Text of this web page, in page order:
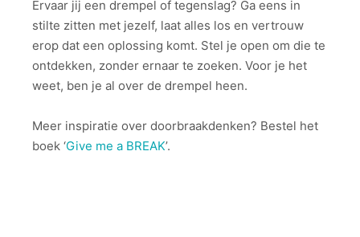
Ervaar jij een drempel of tegenslag? Ga eens in
stilte zitten met jezelf, laat alles los en vertrouw
erop dat een oplossing komt. Stel je open om die te
ontdekken, zonder ernaar te zoeken. Voor je het
weet, ben je al over de drempel heen.
Meer inspiratie over doorbraakdenken? Bestel het
boek ‘Give me a BREAK’.